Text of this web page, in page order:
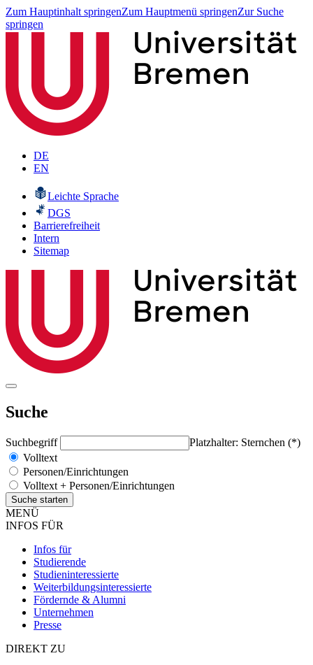
Zum Hauptinhalt springenZum Hauptmenü springenZur Suche
springen
DE
EN
Leichte Sprache
DGS
Barrierefreiheit
Intern
Sitemap
Suche
Suchbegriff
Platzhalter: Sternchen (*)
Volltext
Personen/Einrichtungen
Volltext + Personen/Einrichtungen
MENÜ
INFOS FÜR
Infos für
Studierende
Studieninteressierte
Weiterbildungsinteressierte
Fördernde & Alumni
Unternehmen
Presse
DIREKT ZU